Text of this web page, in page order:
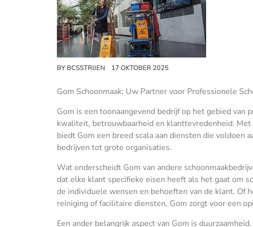
BY BCSSTRIJEN 17 OKTOBER 2025
Gom Schoonmaak: Uw Partner voor Professionele
Gom is een toonaangevend bedrijf op het gebied
kwaliteit, betrouwbaarheid en klanttevredenheid.
biedt Gom een breed scala aan diensten die voldoen
bedrijven tot grote organisaties.
Wat onderscheidt Gom van andere
dat elke klant specifieke eisen heeft als het gaat om
de individuele wensen en behoeften van de klant. Of
reiniging of facilitaire diensten, Gom zorgt voor een
Een ander belangrijk aspect van Gom is